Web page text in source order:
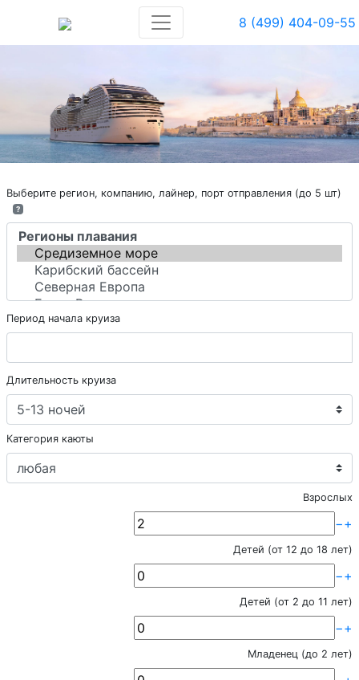
8 (499) 404-09-55
Выберите регион, компанию, лайнер, порт отправления (до 5 шт)
?
Период начала круиза
Длительность круиза
Категория каюты
Взрослых
−+
Детей (от 12 до 18 лет)
−+
Детей (от 2 до 11 лет)
−+
Младенец (до 2 лет)